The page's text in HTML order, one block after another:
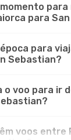
para
para
Sebastian?
voo para ir
voos entre